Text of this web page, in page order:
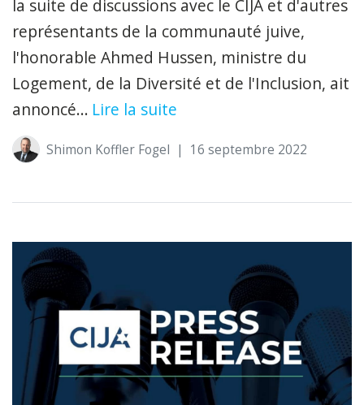
la suite de discussions avec le CIJA et d'autres
représentants de la communauté juive,
l'honorable Ahmed Hussen, ministre du
Logement, de la Diversité et de l'Inclusion, ait
annoncé... Lire la suite
Shimon Koffler Fogel | 16 septembre 2022